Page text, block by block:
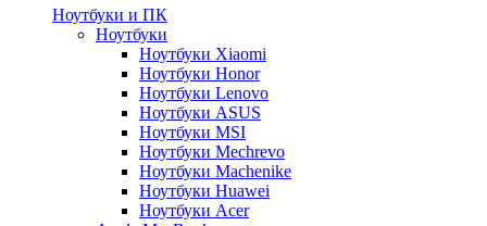
Ноутбуки и ПК
Ноутбуки
Ноутбуки Xiaomi
Ноутбуки Honor
Ноутбуки Lenovo
Ноутбуки ASUS
Ноутбуки MSI
Ноутбуки Mechrevo
Ноутбуки Machenike
Ноутбуки Huawei
Ноутбуки Acer